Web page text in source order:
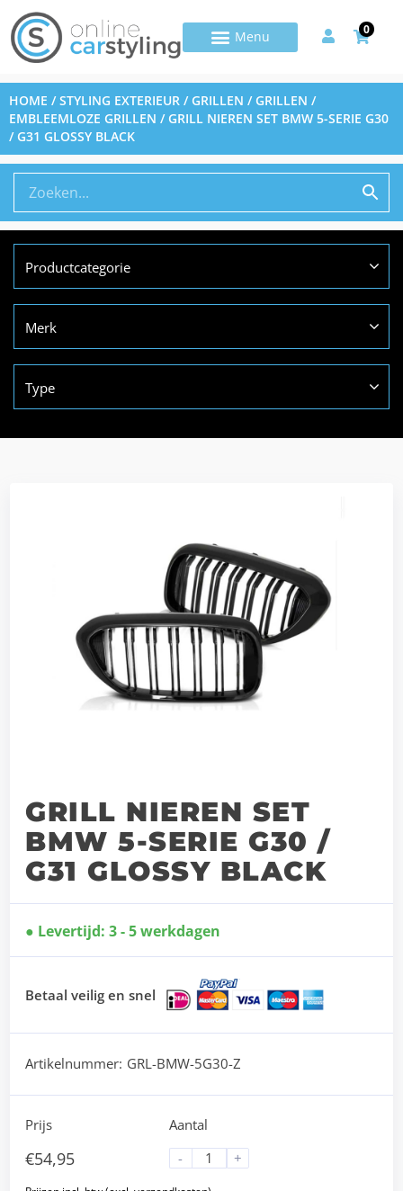
0
HOME /STYLING EXTERIEUR / GRILLEN / GRILLEN /
EMBLEEMLOZE GRILLEN / GRILL NIEREN SET BMW 5-SERIE G30
/ G31 GLOSSY BLACK
Productcategorie
Merk
Type
GRILL NIEREN SET
BMW 5-SERIE G30 /
G31 GLOSSY BLACK
Levertijd: 3 - 5 werkdagen
Betaal veilig en snel
Artikelnummer: GRL-BMW-5G30-Z
Prijs
€54,95
Aantal
-
+